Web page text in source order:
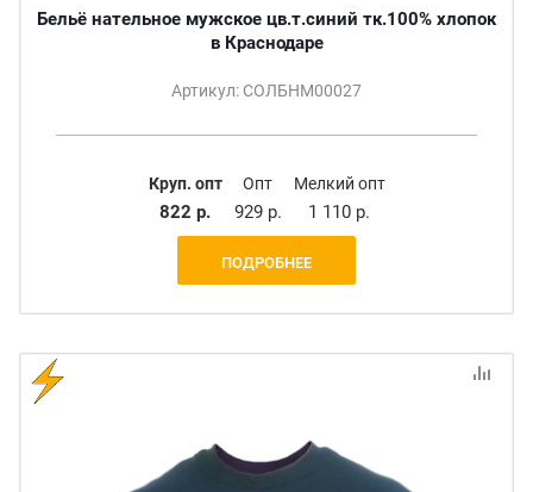
Бельё нательное мужское цв.т.синий тк.100% хлопок
в Краснодаре
Артикул: СОЛБНМ00027
Круп. опт
822 р.
Опт
929 р.
Мелкий опт
1 110 р.
ПОДРОБНЕЕ